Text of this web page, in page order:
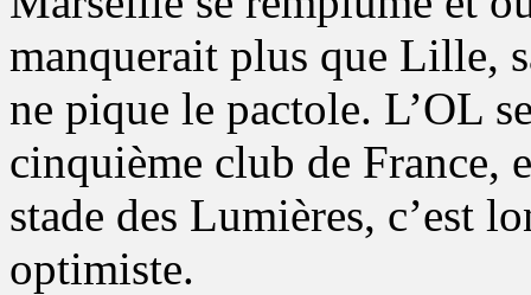
manquerait plus que Lille,
ne pique le pactole. L’OL
cinquième club de France,
stade des Lumières, c’est
optimiste.